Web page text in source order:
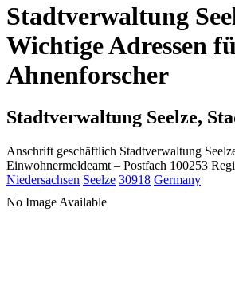
Stadtverwaltung
Wichtige Adressen
Ahnenforscher
Stadtverwaltung Seelze,
Anschrift geschäftlich Stadtverwaltung
Einwohnermeldeamt – Postfach 100253
Niedersachsen Seelze 30918 Germany
No Image Available